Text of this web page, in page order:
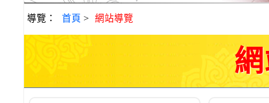
導覽： 首頁 > 網站導覽